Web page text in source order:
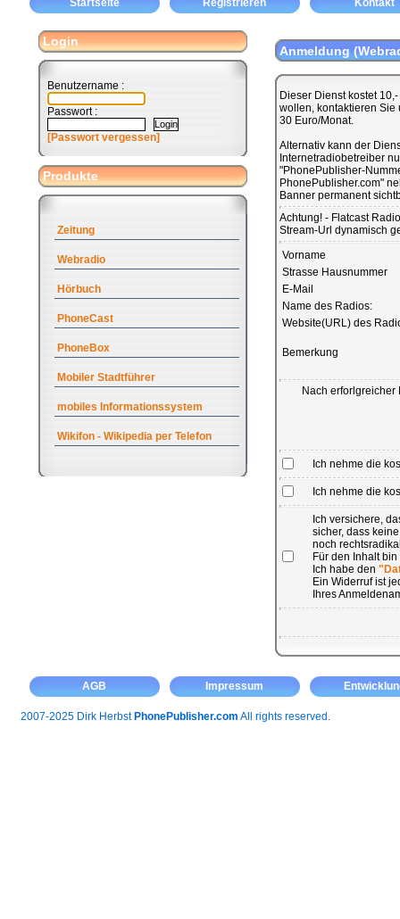
Startseite Registrieren Kontakt
Login
Benutzername :
Passwort :
[Passwort vergessen]
Produkte
Zeitung
Webradio
Hörbuch
PhoneCast
PhoneBox
Mobiler Stadtführer
mobiles Informationssystem
Wikifon - Wikipedia per Telefon
Anmeldung
Dieser Dienst kostet
wollen, kontaktieren Sie
30 Euro/Monat.
Alternativ kann der
Internetradiobetreiber
"PhonePublisher-
PhonePublisher.com"
Banner permanent
Achtung! - Flatcast
Stream-Url dynamisch
Vorname
Strasse Hausnummer
E-Mail
Name des Radios:
Website(URL) des
Bemerkung
Nach
Ich nehme die
Ich nehme die
Ich versichere,
sicher, dass
noch
Für den Inhalt
Ich habe den
Ein Widerruf ist
Ihres
AGB Impressum
2007-2025 Dirk Herbst PhonePublisher.com All rights reserved.